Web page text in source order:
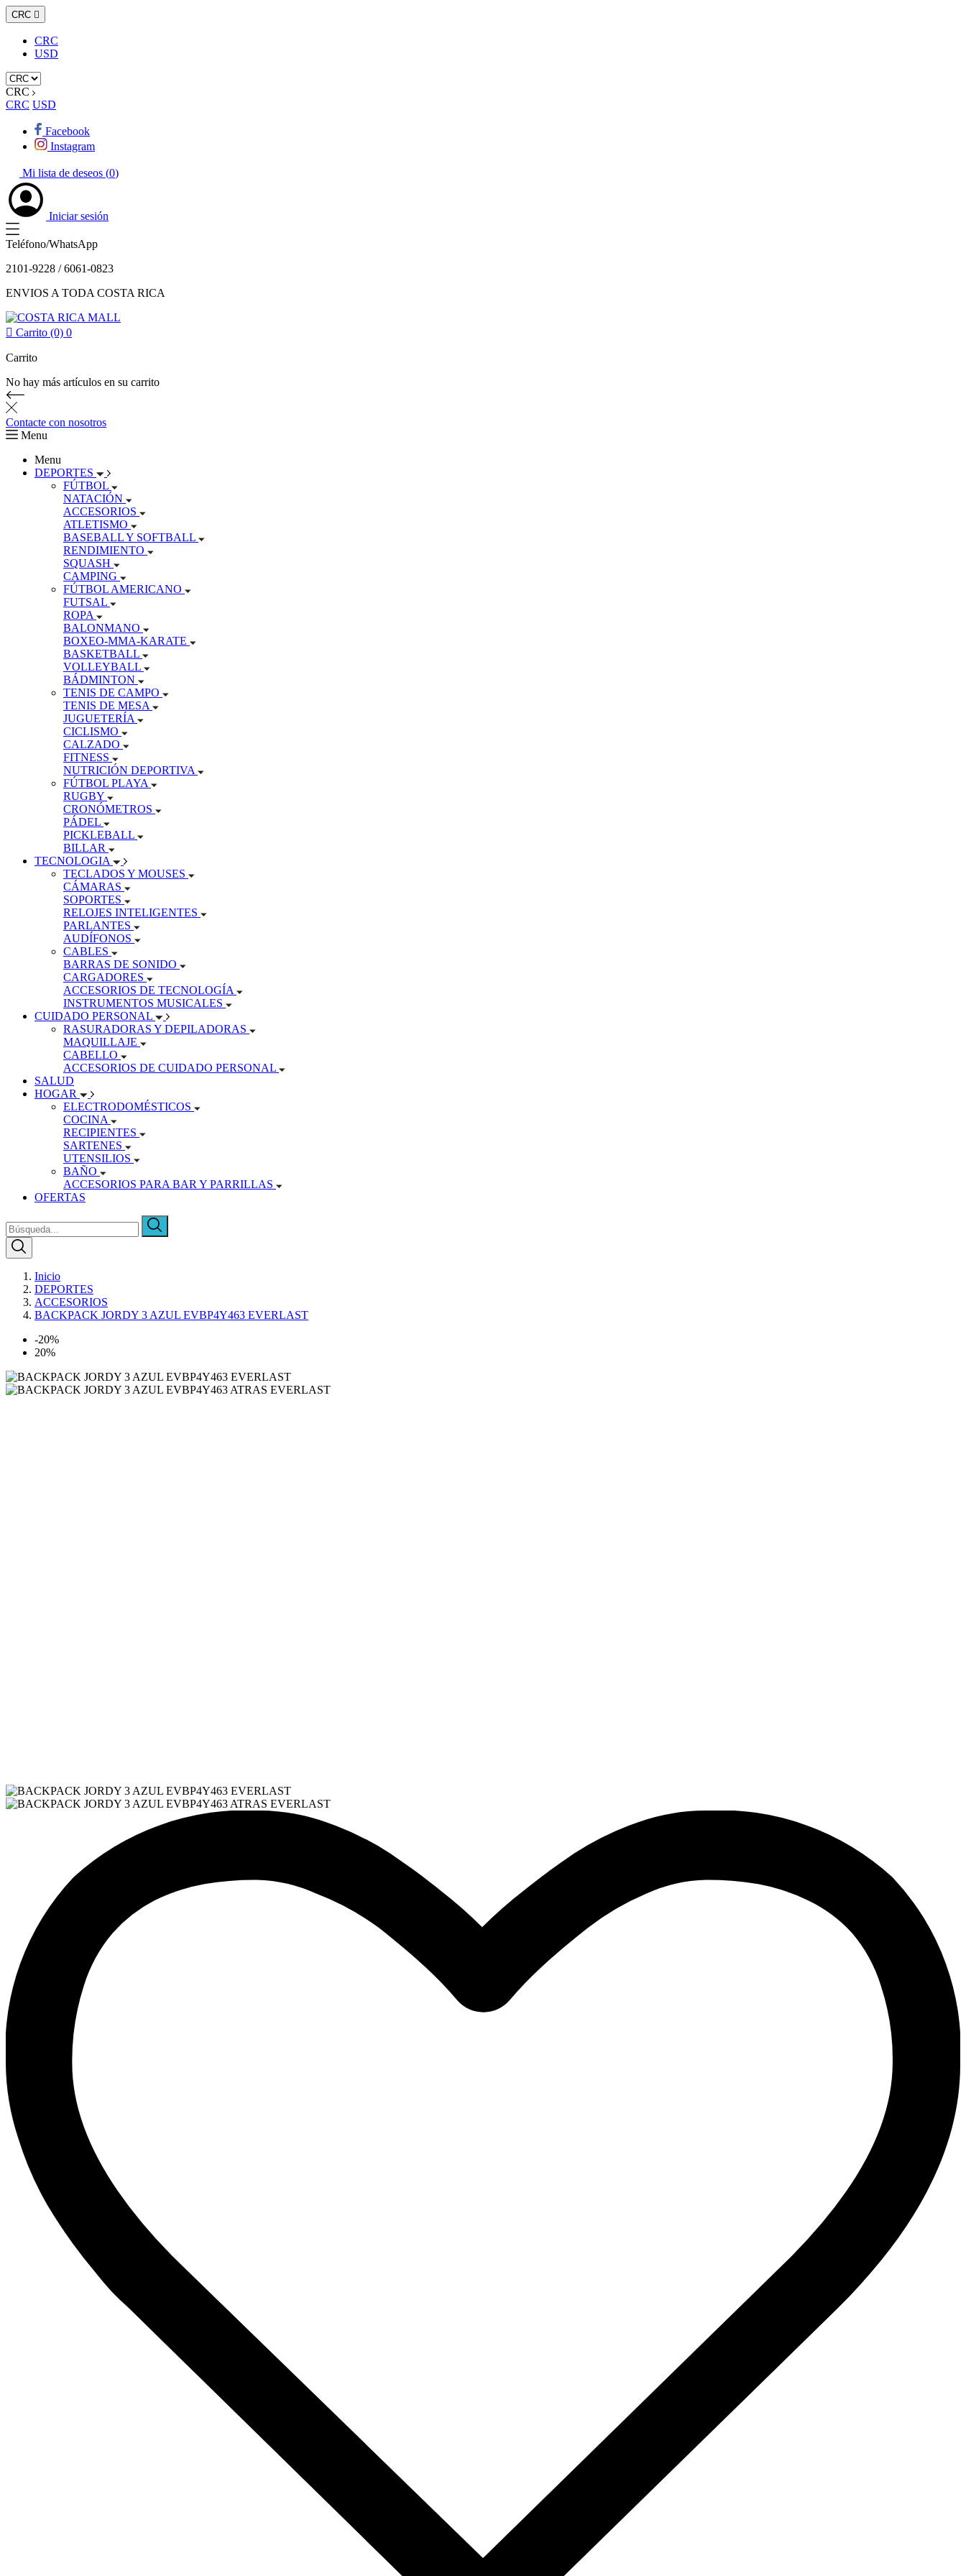
CRC 
CRC
USD
CRC
CRC USD
Facebook
Instagram
Mi lista de deseos (0)
Iniciar sesión
Teléfono/WhatsApp
2101-9228 / 6061-0823
ENVIOS A TODA COSTA RICA
 Carrito (0) 0
Carrito
No hay más artículos en su carrito
Contacte con nosotros
Menu
Menu
DEPORTES
FÚTBOL
NATACIÓN
ACCESORIOS
ATLETISMO
BASEBALL Y SOFTBALL
RENDIMIENTO
SQUASH
CAMPING
FÚTBOL AMERICANO
FUTSAL
ROPA
BALONMANO
BOXEO-MMA-KARATE
BASKETBALL
VOLLEYBALL
BÁDMINTON
TENIS DE CAMPO
TENIS DE MESA
JUGUETERÍA
CICLISMO
CALZADO
FITNESS
NUTRICIÓN DEPORTIVA
FÚTBOL PLAYA
RUGBY
CRONÓMETROS
PÁDEL
PICKLEBALL
BILLAR
TECNOLOGIA
TECLADOS Y MOUSES
CÁMARAS
SOPORTES
RELOJES INTELIGENTES
PARLANTES
AUDÍFONOS
CABLES
BARRAS DE SONIDO
CARGADORES
ACCESORIOS DE TECNOLOGÍA
INSTRUMENTOS MUSICALES
CUIDADO PERSONAL
RASURADORAS Y DEPILADORAS
MAQUILLAJE
CABELLO
ACCESORIOS DE CUIDADO PERSONAL
SALUD
HOGAR
ELECTRODOMÉSTICOS
COCINA
RECIPIENTES
SARTENES
UTENSILIOS
BAÑO
ACCESORIOS PARA BAR Y PARRILLAS
OFERTAS
Inicio
DEPORTES
ACCESORIOS
BACKPACK JORDY 3 AZUL EVBP4Y463 EVERLAST
-20%
20%